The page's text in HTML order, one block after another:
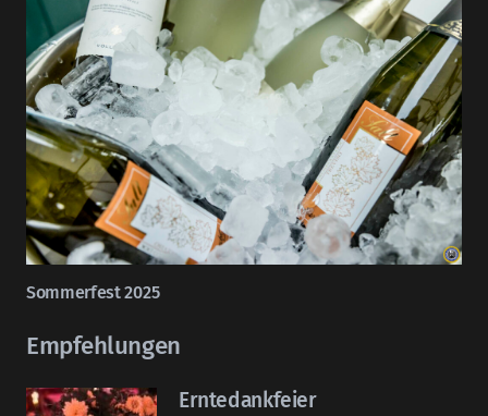
Sommerfest 2025
Empfehlungen
Erntedankfeier